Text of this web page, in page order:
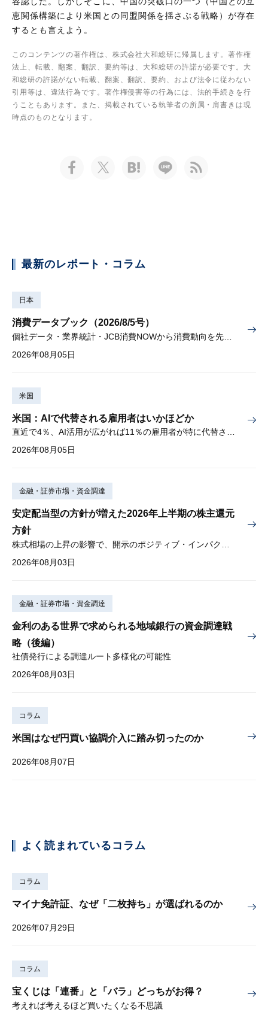
恵関係構築により米国との同盟関係を揺さぶる戦略）が存在
するとも言えよう。
このコンテンツの著作権は、株式会社大和総研に帰属します。著作権
法上、転載、翻案、翻訳、要約等は、大和総研の許諾が必要です。大
和総研の許諾がない転載、翻案、翻訳、要約、および法令に従わない
引用等は、違法行為です。著作権侵害等の行為には、法的手続きを行
うこともあります。また、掲載されている執筆者の所属・肩書きは現
時点のものとなります。
最新のレポート・コラム
日本
消費データブック（2026/8/5号）
2026年08月05日
米国
米国：AIで代替される雇用者はいかほどか
直近で4％、AI活用が広がれば11％の雇用者が特に代替されやすい
2026年08月05日
金融・証券市場・資金調達
安定配当型の方針が増えた2026年上半期の株主還元
方針
2026年08月03日
金融・証券市場・資金調達
金利のある世界で求められる地域銀行の資金調達戦
略（後編）
社債発行による調達ルート多様化の可能性
2026年08月03日
コラム
米国はなぜ円買い協調介入に踏み切ったのか
2026年08月07日
よく読まれているコラム
コラム
マイナ免許証、なぜ「二枚持ち」が選ばれるのか
2026年07月29日
コラム
宝くじは「連番」と「バラ」どっちがお得？
考えれば考えるほど買いたくなる不思議